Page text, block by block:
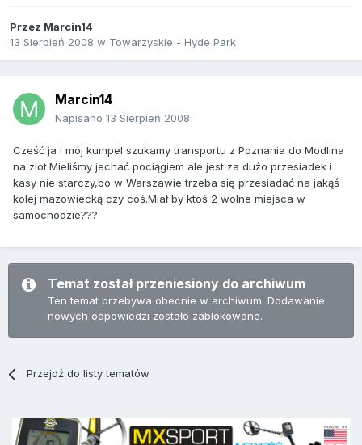
Przez Marcin14
13 Sierpień 2008 w Towarzyskie - Hyde Park
Marcin14
Napisano 13 Sierpień 2008
Cześć ja i mój kumpel szukamy transportu z Poznania do Modlina
na zlot.Mieliśmy jechać pociągiem ale jest za dużo przesiadek i
kasy nie starczy,bo w Warszawie trzeba się przesiadać na jakąś
kolej mazowiecką czy coś.Miał by ktoś 2 wolne miejsca w
samochodzie???
Temat został przeniesiony do archiwum
Ten temat przebywa obecnie w archiwum. Dodawanie
nowych odpowiedzi zostało zablokowane.
Przejdź do listy tematów